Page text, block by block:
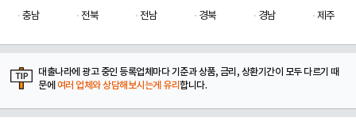
충남
전북 전남 경북 경남 제주
대출나라에 광고 중인 등록업체마다 기준과 상품, 금리, 상환기간이 모두 다르기 때
문에 여러 업체와 상담해보시는게 유리합니다.